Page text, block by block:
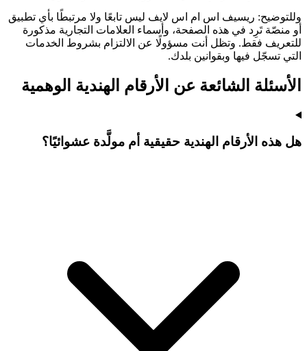
وللتوضيح: ريسيف اس ام اس لايف ليس تابعًا ولا مرتبطًا بأي تطبيق
أو منصّة تَرِد في هذه الصفحة، وأسماء العلامات التجارية مذكورة
للتعريف فقط. وتظل أنت مسؤولًا عن الالتزام بشروط الخدمات
التي تسجّل فيها وبقوانين بلدك.
الأسئلة الشائعة عن الأرقام الهندية الوهمية
هل هذه الأرقام الهندية حقيقية أم مولَّدة عشوائيًا؟